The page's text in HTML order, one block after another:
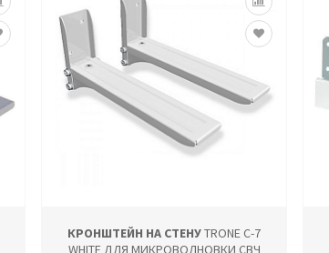
КРОНШТЕЙН НА СТЕНУTRONE С-7
WHITE ДЛЯ МИКРОВОЛНОВКИ СВЧ